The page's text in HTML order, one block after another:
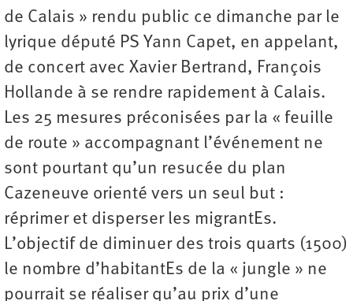
de Calais » rendu public ce dimanche par le
lyrique député PS Yann Capet, en appelant,
de concert avec Xavier Bertrand, François
Hollande à se rendre rapidement à Calais.
Les 25 mesures préconisées par la « feuille
de route » accompagnant l’événement ne
sont pourtant qu’un resucée du plan
Cazeneuve orienté vers un seul but :
réprimer et disperser les migrantEs.
L’objectif de diminuer des trois quarts (1500)
le nombre d’habitantEs de la « jungle » ne
pourrait se réaliser qu’au prix d’une